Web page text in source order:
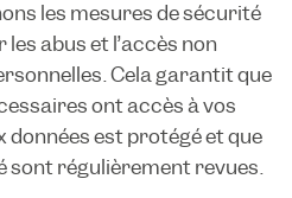
les mesures de sécurité
abus et l’accès non
Cela garantit que
ont accès à vos
données est protégé et que
sont régulièrement revues.